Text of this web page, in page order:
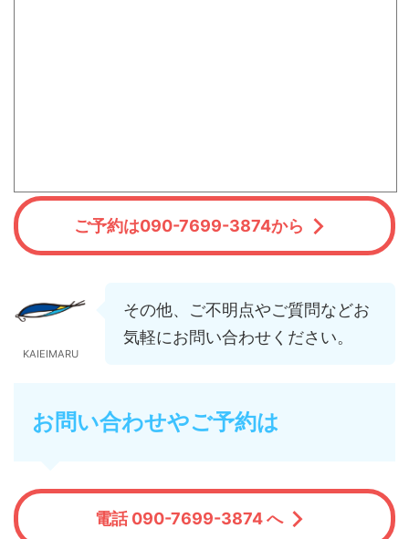
ご予約は090-7699-3874から
KAIEIMARU
その他、ご不明点やご質問などお
気軽にお問い合わせください。
お問い合わせやご予約は
電話 090-7699-3874 へ